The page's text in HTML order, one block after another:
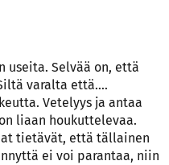
useita. Selvää on, että
varalta että….
Vetelyys ja antaa
liaan houkuttelevaa.
tietävät, että tällainen
ei voi parantaa, niin